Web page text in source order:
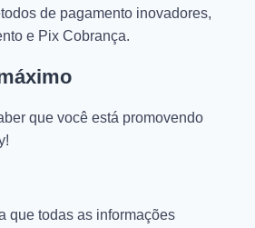
de pagamento inovadores,
e Pix Cobrança.
que você está promovendo
que todas as informações